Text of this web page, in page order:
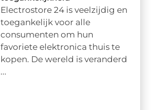
Electrostore 24 is veelzijdig en
toegankelijk voor alle
consumenten om hun
favoriete elektronica thuis te
kopen. De wereld is veranderd
...